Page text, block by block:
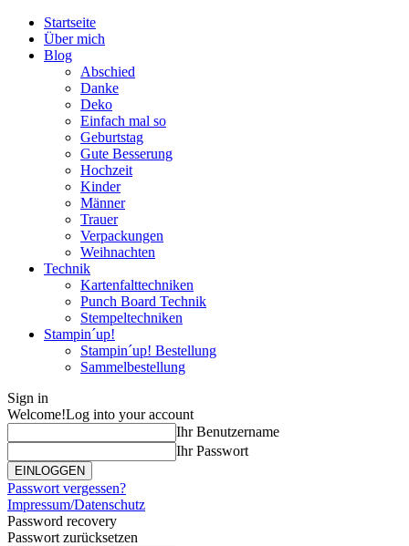
Startseite
Über mich
Blog
Abschied
Danke
Deko
Einfach mal so
Geburtstag
Gute Besserung
Hochzeit
Kinder
Männer
Trauer
Verpackungen
Weihnachten
Technik
Kartenfalttechniken
Punch Board Technik
Stempeltechniken
Stampin´up!
Stampin´up! Bestellung
Sammelbestellung
Sign in
Welcome!Log into your account
Ihr Benutzername
Ihr Passwort
Passwort vergessen?
Impressum/Datenschutz
Password recovery
Passwort zurücksetzen